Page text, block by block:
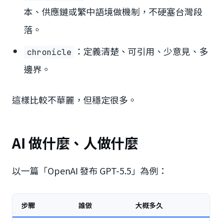
本、供應鏈或繁中語境做機制，不硬塞台灣段
落。
chronicle
：定義清楚、可引用、少意見、多
邊界。
這樣比較不華麗，但穩定很多。
AI 做什麼、人做什麼
以一篇「OpenAI 發布 GPT-5.5」為例：
步驟 誰做 大概多久